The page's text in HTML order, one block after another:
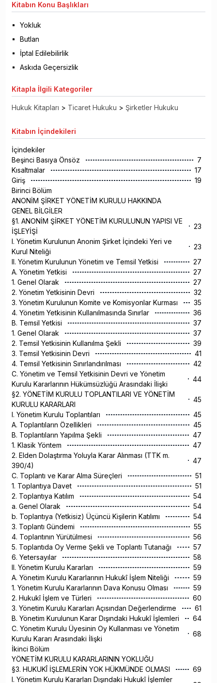
Kitabın Konu Başlıkları
Yokluk
Butlan
İptal Edilebilirlik
Askıda Geçersizlik
Kitapla İlgili Kategoriler
Hukuk Kitapları > Ticaret Hukuku > Şirketler Hukuku
Kitabın İçindekileri
İçindekiler
Beşinci Basıya Önsöz
7
Kısaltmalar
17
Giriş
19
Birinci Bölüm
ANONİM ŞİRKET YÖNETİM KURULU HAKKINDA
GENEL BİLGİLER
§1. ANONİM ŞİRKET YÖNETİM KURULUNUN YAPISI VE
İŞLEYİŞİ
23
I. Yönetim Kurulunun Anonim Şirket İçindeki Yeri ve
Kurul Niteliği
23
II. Yönetim Kurulunun Yönetim ve Temsil Yetkisi
27
A. Yönetim Yetkisi
27
1. Genel Olarak
27
2. Yönetim Yetkisinin Devri
32
3. Yönetim Kurulunun Komite ve Komisyonlar Kurması
35
4. Yönetim Yetkisinin Kullanılmasında Sınırlar
36
B. Temsil Yetkisi
37
1. Genel Olarak
37
2. Temsil Yetkisinin Kullanılma Şekli
39
3. Temsil Yetkisinin Devri
41
4. Temsil Yetkisinin Sınırlandırılması
42
C. Yönetim ve Temsil Yetkisinin Devri ve Yönetim
Kurulu Kararlarının Hükümsüzlüğü Arasındaki İlişki
44
§2. YÖNETİM KURULU TOPLANTILARI VE YÖNETİM
KURULU KARARLARI
45
I. Yönetim Kurulu Toplantıları
45
A. Toplantıların Özellikleri
45
B. Toplantıların Yapılma Şekli
47
1. Klasik Yöntem
47
2. Elden Dolaştırma Yoluyla Karar Alınması (TTK m.
390/4)
47
C. Toplantı ve Karar Alma Süreçleri
51
1. Toplantıya Davet
51
2. Toplantıya Katılım
54
a. Genel Olarak
54
b. Toplantıya (Yetkisiz) Üçüncü Kişilerin Katılımı
54
3. Toplantı Gündemi
55
4. Toplantının Yürütülmesi
56
5. Toplantıda Oy Verme Şekli ve Toplantı Tutanağı
57
6. Yetersayılar
58
II. Yönetim Kurulu Kararları
59
A. Yönetim Kurulu Kararlarının Hukukî İşlem Niteliği
59
1. Yönetim Kurulu Kararlarının Dava Konusu Olması
59
2. Hukukî İşlem ve Türleri
60
3. Yönetim Kurulu Kararları Açısından Değerlendirme
61
B. Yönetim Kurulunun Karar Dışındaki Hukukî İşlemleri
64
C. Yönetim Kurulu Üyesinin Oy Kullanması ve Yönetim
Kurulu Kararı Arasındaki İlişki
68
İkinci Bölüm
YÖNETİM KURULU KARARLARININ YOKLUĞU
§3. HUKUKÎ İŞLEMLERİN YOK HÜKMÜNDE OLMASI
69
I. Yönetim Kurulu Kararları Dışındaki Hukukî İşlemler